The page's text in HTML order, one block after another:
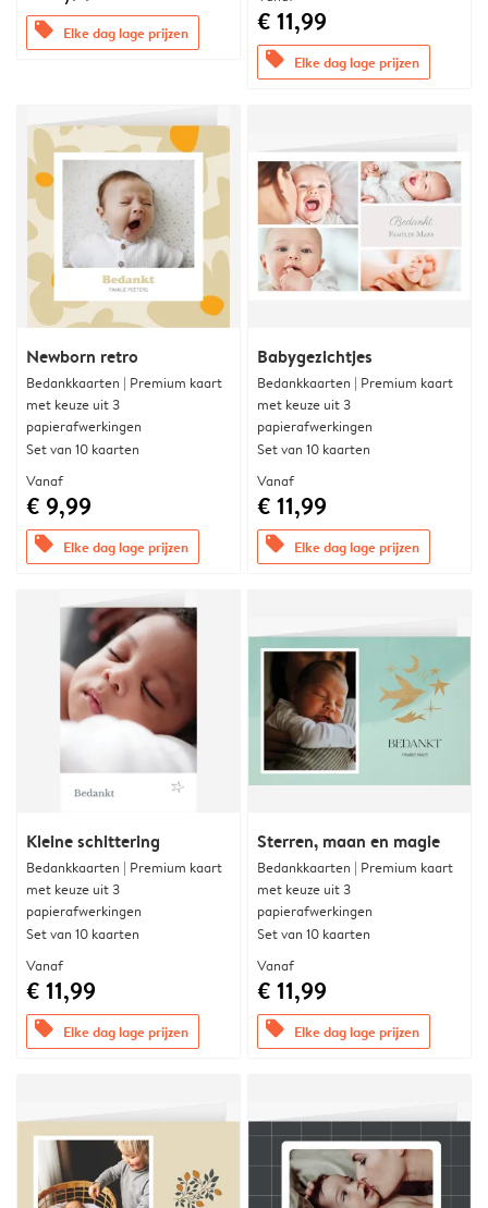
offers Elke dag lage prijzen € 11,99
offers Elke dag lage prijzen
Newborn retro
Bedankkaarten | Premium kaart
met keuze uit 3
papierafwerkingen
Set van 10 kaarten
Vanaf
€ 9,99
offers Elke dag lage prijzen
Babygezichtjes
Bedankkaarten | Premium kaart
met keuze uit 3
papierafwerkingen
Set van 10 kaarten
Vanaf
€ 11,99
offers Elke dag lage prijzen
Kleine schittering
Bedankkaarten | Premium kaart
met keuze uit 3
papierafwerkingen
Set van 10 kaarten
Vanaf
€ 11,99
offers Elke dag lage prijzen
Sterren, maan en magie
Bedankkaarten | Premium kaart
met keuze uit 3
papierafwerkingen
Set van 10 kaarten
Vanaf
€ 11,99
offers Elke dag lage prijzen